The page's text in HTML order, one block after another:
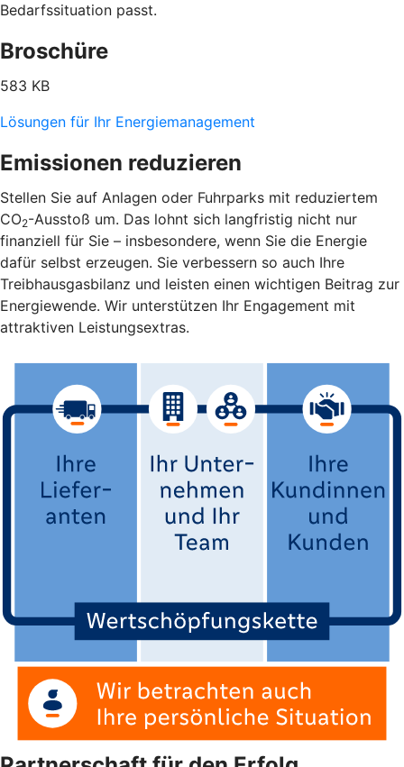
Bedarfssituation passt.
Broschüre
583 KB
Lösungen für Ihr Energiemanagement
Emissionen reduzieren
Stellen Sie auf Anlagen oder Fuhrparks mit reduziertem
CO2-Ausstoß um. Das lohnt sich langfristig nicht nur
finanziell für Sie – insbesondere, wenn Sie die Energie
dafür selbst erzeugen. Sie verbessern so auch Ihre
Treibhausgasbilanz und leisten einen wichtigen Beitrag zur
Energiewende. Wir unterstützen Ihr Engagement mit
attraktiven Leistungsextras.